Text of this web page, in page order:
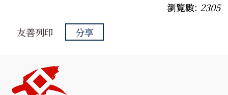
瀏覽數: 2305
友善列印
分享